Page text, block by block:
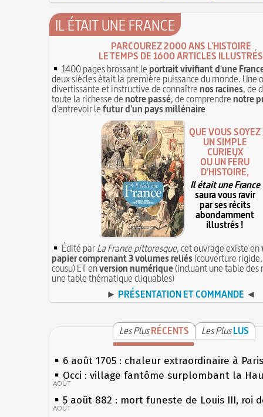
IL ÉTAIT UNE FRANCE
PARCOUREZ 2000 ANS L'HISTOIRE
LE TEMPS DE 1600 ARTICLES ILLUSTRÉS
1400 pages brossant leportrait vivifiant d'une
deux siècles était la première puissance du monde. Une
divertissante et instructive de connaîtrenos racines, de
toute la richesse denotre passé, de comprendrenotre
d'entrevoir lefutur d'un pays millénaire
QUE VOUS SOYEZ
UN SIMPLE
CURIEUX
OU UN FÉRU
D'HISTOIRE,
Il était une France
saura vous ravir
par ses récits
abondamment
illustrés !
Édité parLa France pittoresque, cet ouvrage existe en
papier comprenant 3 volumes reliés(couverture
cousu) ET enversion numérique(incluant une table des
une table thématique cliquables)
► PRÉSENTATION ET COMMANDE ◄
Les PlusRÉCENTS Les PlusLUS
6 août 1705 : chaleur extraordinaire à Paris
Occi : village fantôme surplombant la
AOÛT
5 août 882 : mort funeste de Louis III, roi
AOÛT